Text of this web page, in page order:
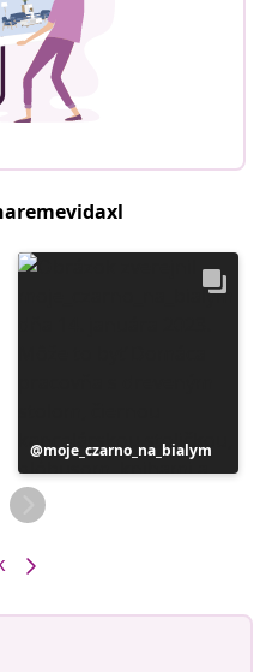
Príspevok
zverejnil
moje_czarno_na_bialym